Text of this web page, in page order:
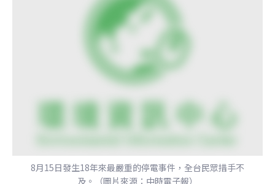
8月15日發生18年來最嚴重的停電事件，全台民眾措手不
及。（圖片來源：中時電子報）